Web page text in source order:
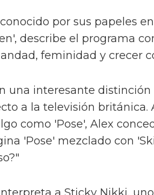
por sus papeles
describe el programa
feminidad y crecer
una interesante
a la televisión británica.
como 'Pose', Alex
'Pose' mezclado con